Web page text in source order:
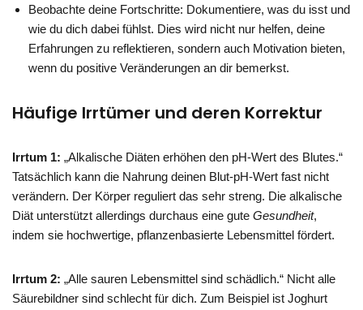
Beobachte deine Fortschritte: Dokumentiere, was du isst und
wie du dich dabei fühlst. Dies wird nicht nur helfen, deine
Erfahrungen zu reflektieren, sondern auch Motivation bieten,
wenn du positive Veränderungen an dir bemerkst.
Häufige Irrtümer und deren Korrektur
Irrtum 1: „Alkalische Diäten erhöhen den pH-Wert des Blutes.“
Tatsächlich kann die Nahrung deinen Blut-pH-Wert fast nicht
verändern. Der Körper reguliert das sehr streng. Die alkalische
Diät unterstützt allerdings durchaus eine gute Gesundheit,
indem sie hochwertige, pflanzenbasierte Lebensmittel fördert.
Irrtum 2: „Alle sauren Lebensmittel sind schädlich.“ Nicht alle
Säurebildner sind schlecht für dich. Zum Beispiel ist Joghurt